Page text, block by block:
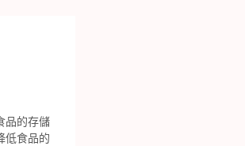
品的存儲
低食品的